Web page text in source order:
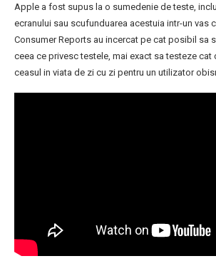
Apple a fost supus la o sumedenie de teste,
ecranului sau scufunduarea acestuia intr-un vas
Consumer Reports au incercat pe cat posibil sa
ceea ce privesc testele, mai exact sa testeze cat
ceasul in viata de zi cu zi pentru un utilizator